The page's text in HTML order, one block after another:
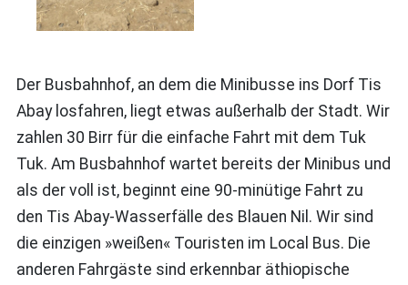
Der Busbahnhof, an dem die Minibusse ins Dorf Tis
Abay losfahren, liegt etwas außerhalb der Stadt. Wir
zahlen 30 Birr für die einfache Fahrt mit dem Tuk
Tuk. Am Busbahnhof wartet bereits der Minibus und
als der voll ist, beginnt eine 90-minütige Fahrt zu
den Tis Abay-Wasserfälle des Blauen Nil. Wir sind
die einzigen »weißen« Touristen im Local Bus. Die
anderen Fahrgäste sind erkennbar äthiopische